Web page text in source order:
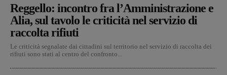
Reggello: incontro fra l’Amministrazione e
Alia, sul tavolo le criticità nel servizio di
raccolta rifiuti
Le criticità segnalate dai cittadini sul territorio nel servizio di raccolta dei
rifiuti sono stati al centro del confronto...